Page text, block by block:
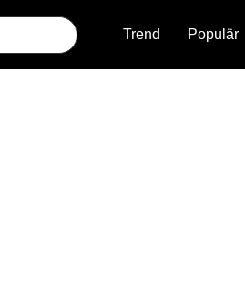
Trend Populär